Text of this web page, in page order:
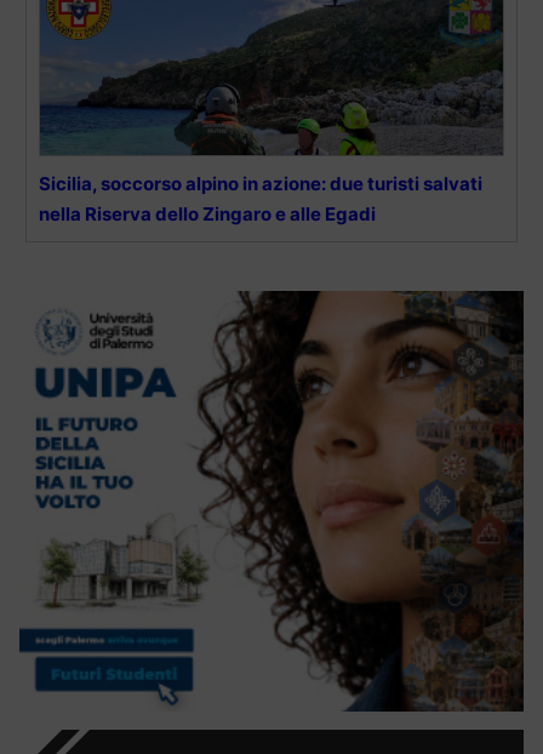
Sicilia, soccorso alpino in azione: due turisti salvati
nella Riserva dello Zingaro e alle Egadi